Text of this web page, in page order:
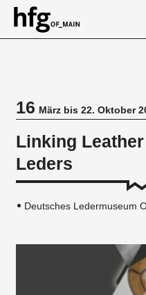
16März bis 22. Oktober
Linking
Leders
Deutsches Ledermuseum